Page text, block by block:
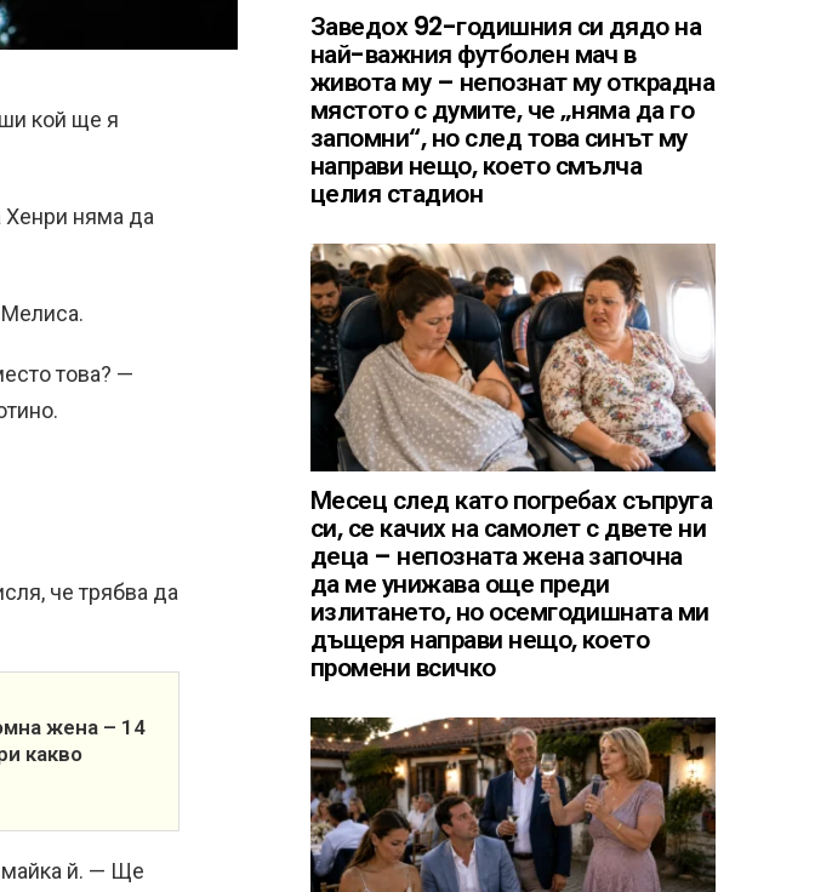
кой ще я
Хенри няма да
това? —
че трябва да
жена – 14
какво
майка й. — Ще
Заведох 92-годишния си дядо на
най-важния футболен мач в
живота му – непознат му открадна
мястото с думите, че „няма да го
запомни“, но след това синът му
направи нещо, което смълча
целия стадион
Месец след като погребах съпруга
си, се качих на самолет с двете ни
деца – непозната жена започна
да ме унижава още преди
излитането, но осемгодишната ми
дъщеря направи нещо, което
промени всичко